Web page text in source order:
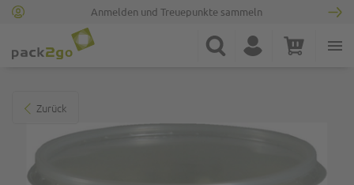
Anmelden und Treuepunkte sammeln
Suche Konto Warenkorb
Zurück